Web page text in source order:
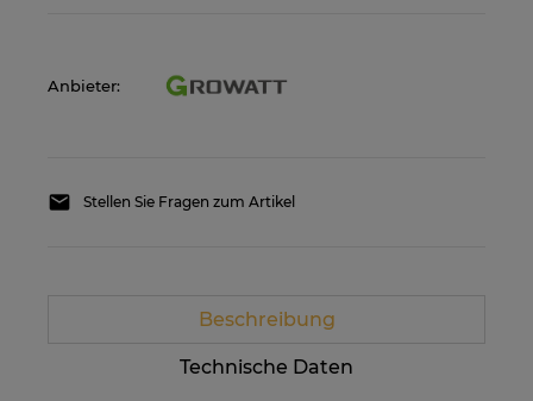
Anbieter:
Stellen Sie Fragen zum Artikel
Beschreibung
Technische Daten